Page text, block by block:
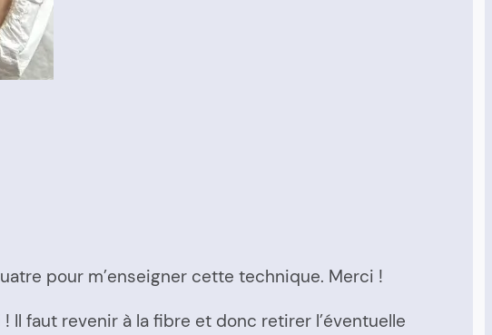
pour m’enseigner cette technique. Merci !
Il faut revenir à la fibre et donc retirer l’éventuelle